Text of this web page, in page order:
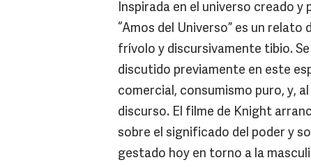
Inspirada en el universo creado
“Amos del Universo” es un
frívolo y discursivamente tibio.
discutido previamente en este
comercial, consumismo puro, y,
discurso. El filme de Knight
sobre el significado del poder y
gestado hoy en torno a la